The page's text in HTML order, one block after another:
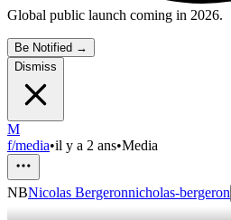
Global public launch coming in 2026.
Be Notified →
Dismiss
M
f/media•il y a 2 ans•Media
NBNicolas Bergeronnicholas-bergeron